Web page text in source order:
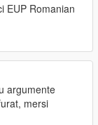
EUP Romanian
argumente
mersi